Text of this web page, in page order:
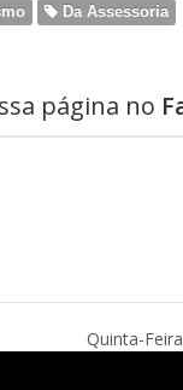
Da Assessoria
página no
Quinta-